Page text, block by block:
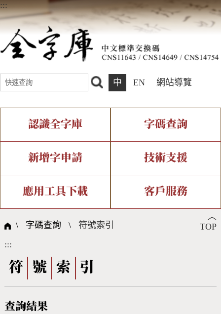
:::
中 EN 網站導覽
認識全字庫
全字庫介紹 全字庫現況
中文碼介紹 專有名詞介紹
國際字碼相關組織
字碼查詢
IDS查詢 部件查詢
複合查詢 注音查詢
筆畫查詢
筆順序查詢
新增字申請
新字申請處理流程
技術支援
字形即時顯示 造字解決方案
全字庫授權 轉碼Web Service
應用工具下載
個人電腦造字處理工具
字形下載
客戶服務
問題集
熱門查詢統計
︿
TOP
\ 字碼查詢 \符號索引
:::
符 號 索 引
查詢結果